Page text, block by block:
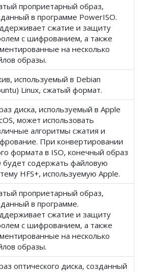
проприетарный образ,
в программе PowerISO.
сжатие и защиту
с шифрованием, а также
на несколько
образы.
используемый в Debian
Linux, сжатый формат.
диска, используемый в Apple
может использовать
алгоритмы сжатия и
При конвертировании
формата в ISO, конечный образ
будет содержать файловую
HFS+, используемую Apple.
проприетарный образ,
в программе.
сжатие и защиту
с шифрованием, а также
на несколько
образы.
оптического диска, созданный